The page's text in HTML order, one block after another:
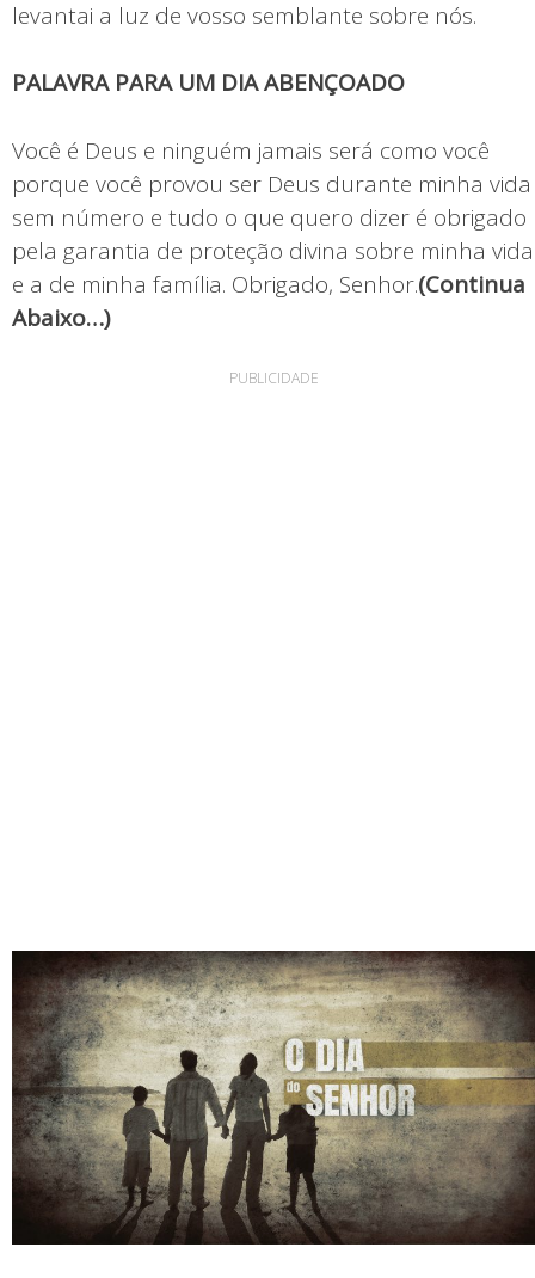
levantai a luz de vosso semblante sobre nós.
PALAVRA PARA UM DIA ABENÇOADO
Você é Deus e ninguém jamais será como você
porque você provou ser Deus durante minha vida
sem número e tudo o que quero dizer é obrigado
pela garantia de proteção divina sobre minha vida
e a de minha família. Obrigado, Senhor.(Continua
Abaixo…)
PUBLICIDADE